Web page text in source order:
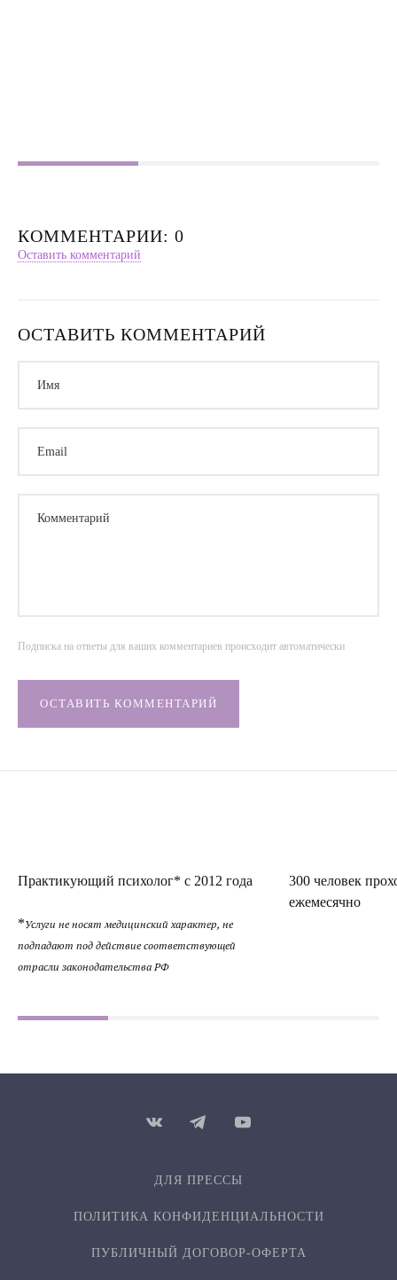
КОММЕНТАРИИ: 0
Оставить комментарий
ОСТАВИТЬ КОММЕНТАРИЙ
Имя
Email
Комментарий
Подписка на ответы для ваших комментариев происходит автоматически
ОСТАВИТЬ КОММЕНТАРИЙ
Интервью
Практикующий психолог* с 2012 года
*Услуги не носят медицинский характер, не
подпадают под действие соответствующей
отрасли законодательства РФ
300 человек
ежемесячно
ДЛЯ ПРЕССЫ
ПОЛИТИКА КОНФИДЕН­ЦИ­АЛЬ­НОСТИ
ПУБЛИЧНЫЙ ДОГОВОР-ОФЕРТА